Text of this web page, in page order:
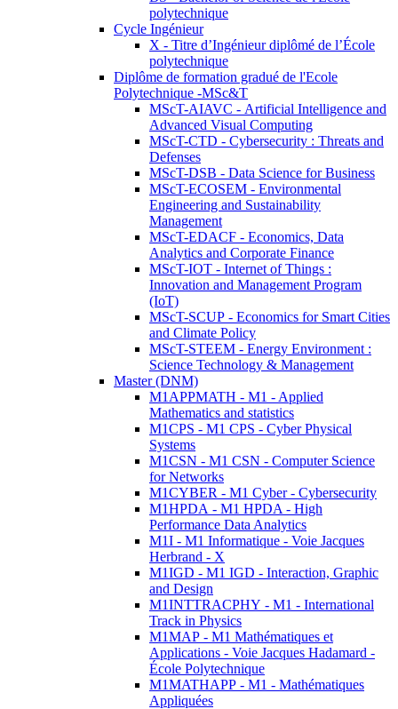
polytechnique
Cycle Ingénieur
X - Titre d’Ingénieur diplômé de l’École
polytechnique
Diplôme de formation gradué de l'Ecole
Polytechnique -MSc&T
MScT-AIAVC - Artificial Intelligence and
Advanced Visual Computing
MScT-CTD - Cybersecurity : Threats and
Defenses
MScT-DSB - Data Science for Business
MScT-ECOSEM - Environmental
Engineering and Sustainability
Management
MScT-EDACF - Economics, Data
Analytics and Corporate Finance
MScT-IOT - Internet of Things :
Innovation and Management Program
(IoT)
MScT-SCUP - Economics for Smart Cities
and Climate Policy
MScT-STEEM - Energy Environment :
Science Technology & Management
Master (DNM)
M1APPMATH - M1 - Applied
Mathematics and statistics
M1CPS - M1 CPS - Cyber Physical
Systems
M1CSN - M1 CSN - Computer Science
for Networks
M1CYBER - M1 Cyber - Cybersecurity
M1HPDA - M1 HPDA - High
Performance Data Analytics
M1I - M1 Informatique - Voie Jacques
Herbrand - X
M1IGD - M1 IGD - Interaction, Graphic
and Design
M1INTTRACPHY - M1 - International
Track in Physics
M1MAP - M1 Mathématiques et
Applications - Voie Jacques Hadamard -
École Polytechnique
M1MATHAPP - M1 - Mathématiques
Appliquées